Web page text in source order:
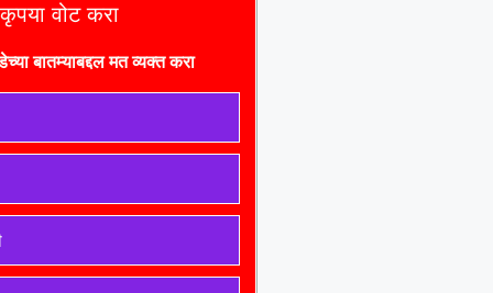
कृपया वोट करा
च्या बातम्याबद्दल मत व्यक्त करा